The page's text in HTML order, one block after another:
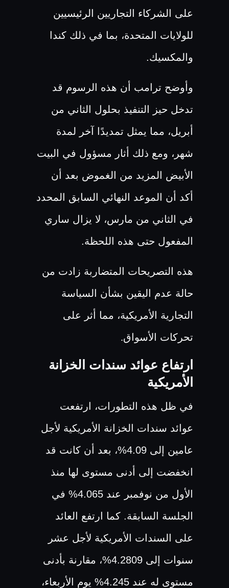
على الشركاء التجاريين الرئيسيين
للولايات المتحدة، بما في ذلك كندا
والمكسيك.
وأوضح ترامب أن هذه الرسوم قد
تدخل حيز التنفيذ بحلول الثاني من
أبريل، مما يمثل تمديدًا آخر لمدة
شهر، ومع ذلك أثار مسؤول في البيت
الأبيض المزيد من الغموض بعد أن
أكد أن الموعد النهائي السابق المحدد
في الثاني من مارس، لا يزال ساري
المفعول حتى هذه اللحظة.
هذه التصريحات المتضاربة زادت من
حالة عدم اليقين بشأن السياسة
التجارية الأمريكية، مما أثر على
تحركات الأسواق.
ارتفاع عوائد سندات الخزانة
الأمريكية
في ظل هذه التطورات، ارتفعت
عوائد سندات الخزانة الأمريكية لأجل
عامين إلى 4.09%، بعد أن كانت قد
انخفضت إلى أدنى مستوى لها منذ
الأول من نوفمبر عند 4.065% في
الجلسة السابقة. كما ارتفع العائد
على السندات الأمريكية لأجل عشر
سنوات إلى 4.2809%، مقارنة بأدنى
مستوى له عند 4.245% يوم الأربعاء،